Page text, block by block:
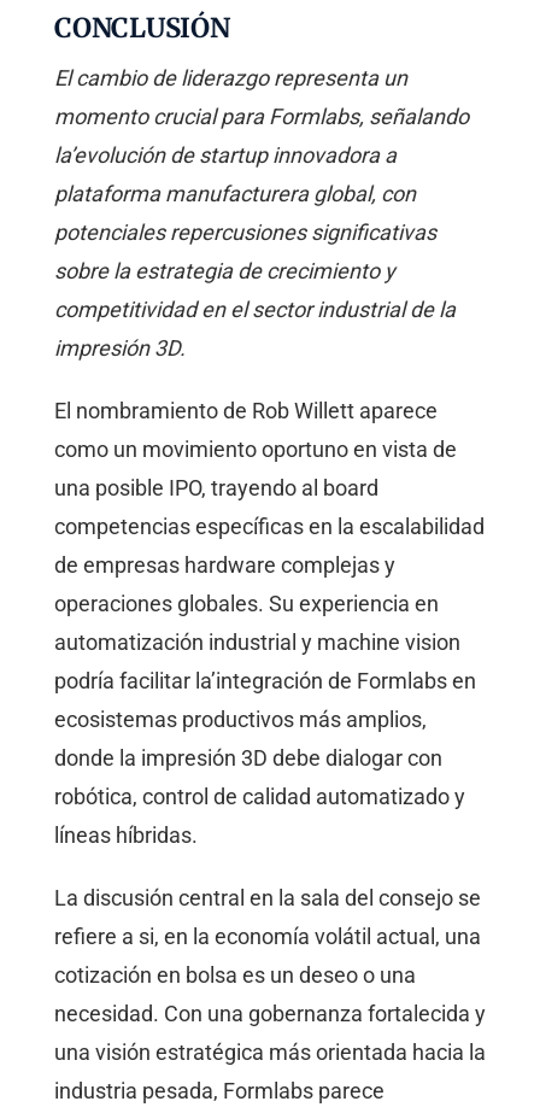
CONCLUSIÓN
El cambio de liderazgo representa un
momento crucial para Formlabs, señalando
la’evolución de startup innovadora a
plataforma manufacturera global, con
potenciales repercusiones significativas
sobre la estrategia de crecimiento y
competitividad en el sector industrial de la
impresión 3D.
El nombramiento de Rob Willett aparece
como un movimiento oportuno en vista de
una posible IPO, trayendo al board
competencias específicas en la escalabilidad
de empresas hardware complejas y
operaciones globales. Su experiencia en
automatización industrial y machine vision
podría facilitar la’integración de Formlabs en
ecosistemas productivos más amplios,
donde la impresión 3D debe dialogar con
robótica, control de calidad automatizado y
líneas híbridas.
La discusión central en la sala del consejo se
refiere a si, en la economía volátil actual, una
cotización en bolsa es un deseo o una
necesidad. Con una gobernanza fortalecida y
una visión estratégica más orientada hacia la
industria pesada, Formlabs parece